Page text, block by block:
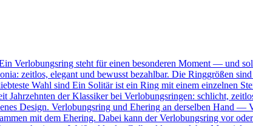
Verlobungsring steht für einen besonderen Moment — und
zeitlos, elegant und bewusst bezahlbar. Die Ringgrößen
Wahl sind Ein Solitär ist ein Ring mit einem einzelnen
Jahrzehnten der Klassiker bei Verlobungsringen: schlicht,
Design. Verlobungsring und Ehering an derselben Hand —
mit dem Ehering. Dabei kann der Verlobungsring vor